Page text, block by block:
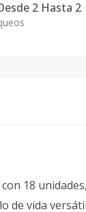
2 Hasta 2
18
de vida